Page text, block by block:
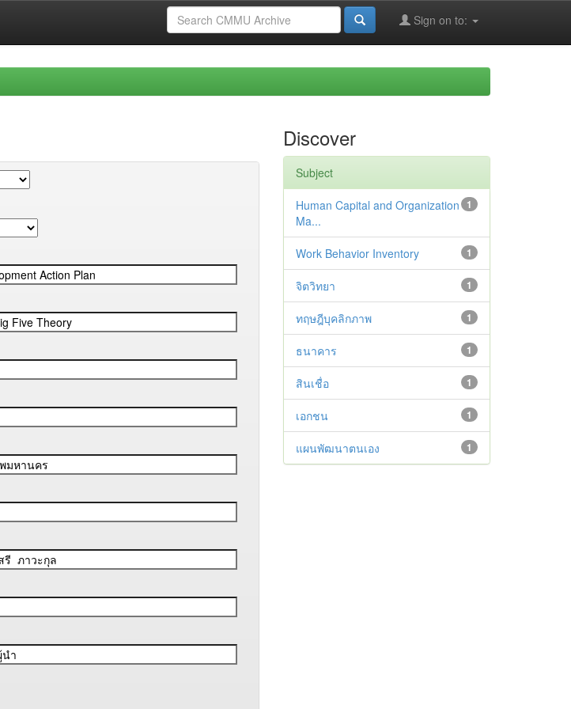
Sign on to:
Discover
Subject
1
Human Capital and Organization
Ma...
1
Work Behavior Inventory
1
จิตวิทยา
1
ทฤษฎีบุคลิกภาพ
1
ธนาคาร
1
สินเชื่อ
1
เอกชน
1
แผนพัฒนาตนเอง